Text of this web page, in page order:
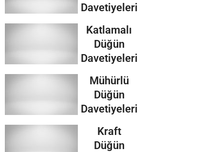
Davetiyeleri
Katlamalı
Düğün
Davetiyeleri
Mühürlü
Düğün
Davetiyeleri
Kraft
Düğün